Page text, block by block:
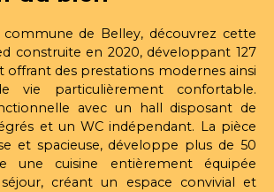
de Belley, découvrez cette
construite en 2020, développant 127
offrant des prestations modernes ainsi
vie particulièrement confortable.
avec un hall disposant de
et un WC indépendant. La pièce
et spacieuse, développe plus de 50
une cuisine entièrement équipée
créant un espace convivial et